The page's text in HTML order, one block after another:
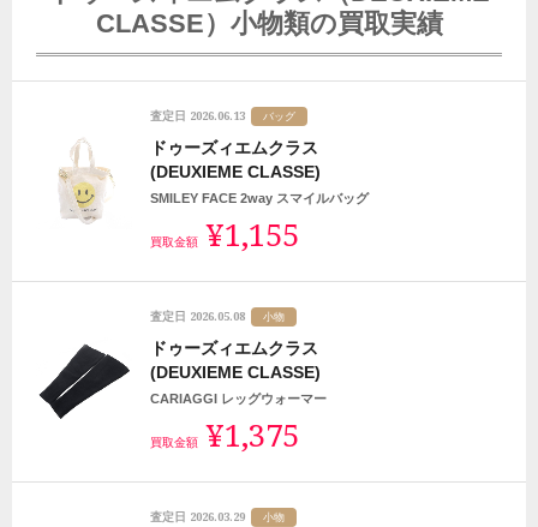
CLASSE）小物類の買取実績
査定日 2026.06.13 バッグ
ドゥーズィエムクラス
(DEUXIEME CLASSE)
SMILEY FACE 2way スマイルバッグ
買取金額 ¥1,155
査定日 2026.05.08 小物
ドゥーズィエムクラス
(DEUXIEME CLASSE)
CARIAGGI レッグウォーマー
買取金額 ¥1,375
査定日 2026.03.29 小物